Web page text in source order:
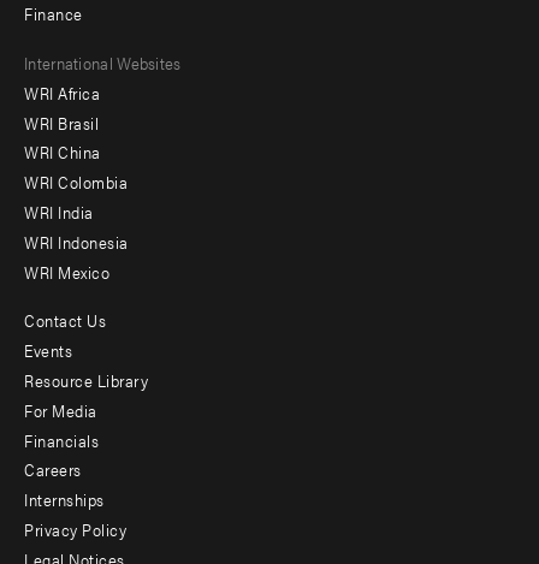
Finance
Footer
menu
-
Offices
International Websites
WRI Africa
WRI Brasil
WRI China
WRI Colombia
WRI India
WRI Indonesia
WRI Mexico
Footer
menu
-
Additional
Contact Us
Events
Resource Library
For Media
Financials
Careers
Internships
Privacy Policy
Legal Notices